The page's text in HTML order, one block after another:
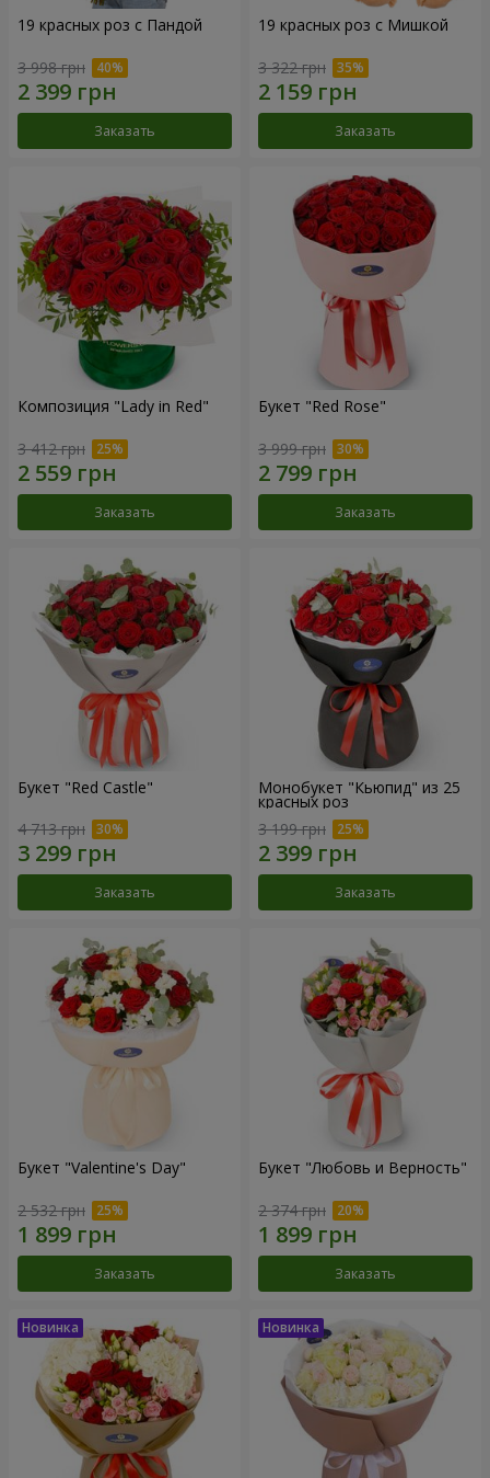
19 красных роз с Пандой
3 998 грн
Заказать
19 красных роз с Мишкой
3 322 грн
Заказать
Композиция "Lady in Red"
3 412 грн
Заказать
Букет "Red Rose"
3 999 грн
Заказать
Букет "Red Castle"
4 713 грн
Заказать
Монобукет "Кьюпид" из 25
красных роз
3 199 грн
Заказать
Букет "Valentine's Day"
2 532 грн
Заказать
Букет "Любовь и Верность"
2 374 грн
Заказать